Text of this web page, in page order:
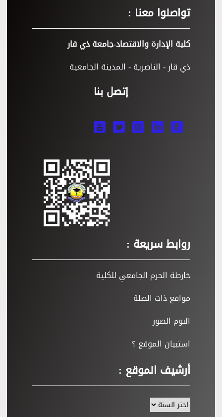
تواصلوا معنا :
كلية الإدارة والاقتصاد-جامعة ذي قار
ذي قار - الناصرية - المدينة الجامعية
إتصل بنا
روابط سريعة :
خارطة الحرم الجامعي للكلية
مواقع ذات الصلة
البوم الصور
استبيان الموقع ؟
أرشيف الموقع :